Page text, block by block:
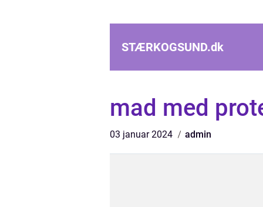
STÆRKOGSUND.dk
mad med
03 januar 2024 admin